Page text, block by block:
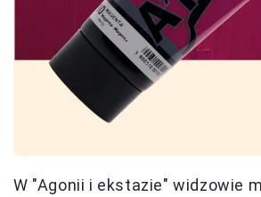
W "Agonii i ekstazie" widzowie